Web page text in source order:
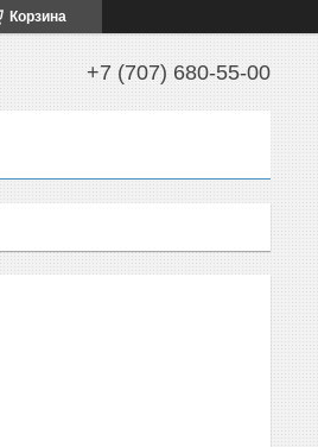
Корзина
+7 (707) 680-55-00